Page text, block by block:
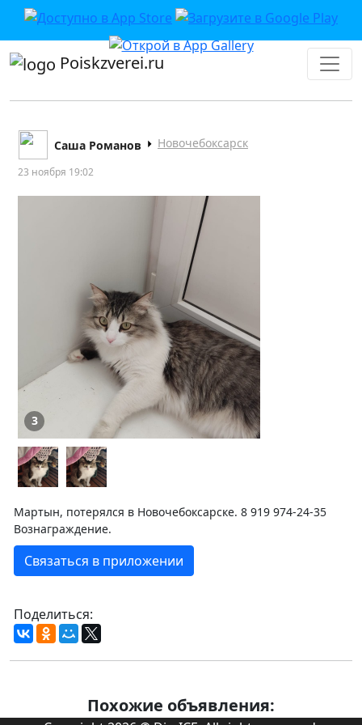
Poiskzverei.ru
Саша Романов Новочебоксарск
23 ноября 19:02
3
Мартын, потерялся в Новочебоксарске. 8 919 974-24-35
Вознаграждение.
Связаться в приложении
Поделиться:
Похожие объявления: